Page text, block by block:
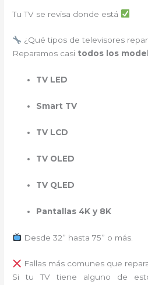
Tu TV se revisa donde está
¿Qué tipos de televisores
Reparamos casi todos los
TV LED
Smart TV
TV LCD
TV OLED
TV QLED
Pantallas 4K y 8K
Desde 32” hasta 75” o más.
Fallas más comunes que
Si tu TV tiene alguno de